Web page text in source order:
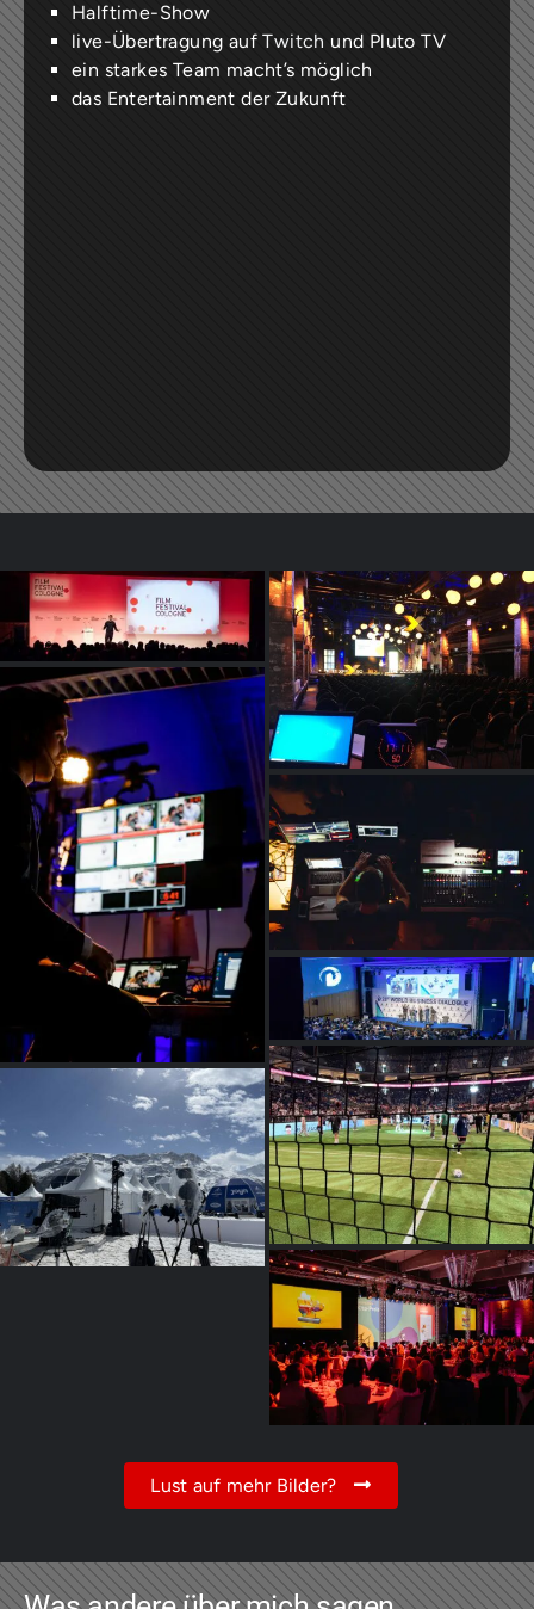
Halftime-Show
live-Übertragung aufTwitch und Pluto TV
ein starkes Team macht’s möglich
das Entertainment der Zukunft
Lust auf mehr Bilder?